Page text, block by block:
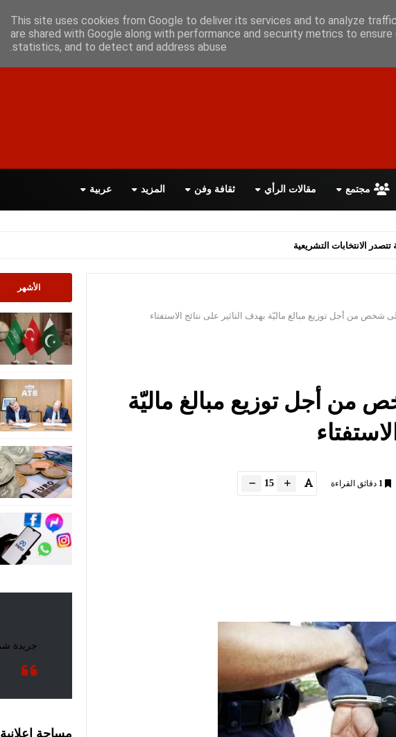
أعلن معانا اتصل بنا اقرأ الصحيفة PDF
مجتمع مقالات الرأي ثقافة وفن المزيد عربية
رئاسة الحكومة البريطانية
من أجل توزيع مبالغ ماليّة بهدف التاثير على نتائج الاستفتاء
أجل توزيع مبالغ ماليّة
1 دقائق القراءة 15
الأشهر
مساحة اعلانية
This site uses cookies from Google to deliver its services and to analyze
are shared with Google along with performance and security metrics to
statistics, and to detect and address abuse.